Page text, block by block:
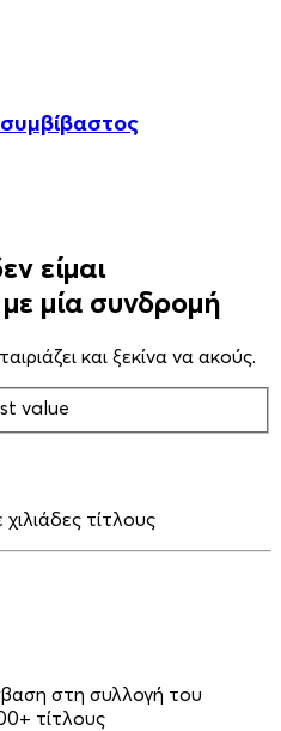
είμαι
μία συνδρομή
και ξεκίνα να ακούς.
value
χιλιάδες τίτλους
στη συλλογή του
τίτλους